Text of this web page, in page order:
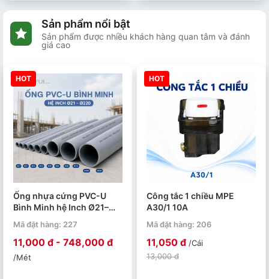
Sản phẩm nổi bật
Sản phẩm được nhiều khách hàng quan tâm và đánh
giá cao
HOT
Ống nhựa cứng PVC-U
Bình Minh hệ Inch Ø21–
4m/ 1 ống.
Mã đặt hàng: 227
11,000 đ - 748,000 đ
/Mét
HOT
Công tắc 1 chiều MPE
A30/1 10A
Mã đặt hàng: 206
11,050 đ /Cái
13,000 đ